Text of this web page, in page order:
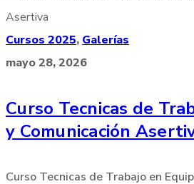
Cursos 2025, Galerías
mayo 28, 2026
Curso Tecnicas de
y Comunicación
Curso Tecnicas de Trabajo en